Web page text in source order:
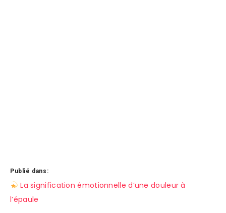
Publié dans:
Navigation
de
La signification émotionnelle d’une douleur à
l’épaule